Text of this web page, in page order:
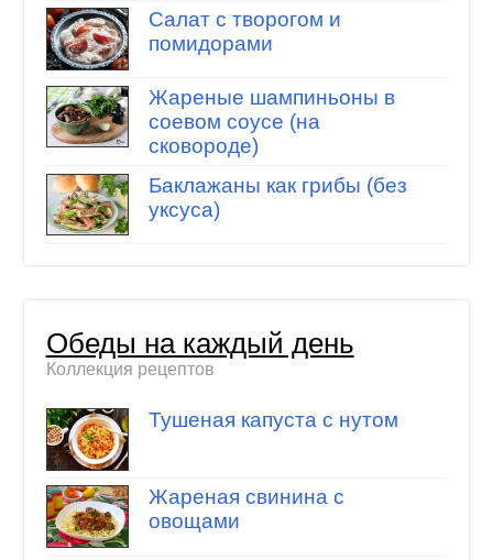
Салат с творогом и
помидорами
Жареные шампиньоны в
соевом соусе (на
сковороде)
Баклажаны как грибы (без
уксуса)
Обеды на каждый день
Коллекция рецептов
Тушеная капуста с нутом
Жареная свинина с
овощами